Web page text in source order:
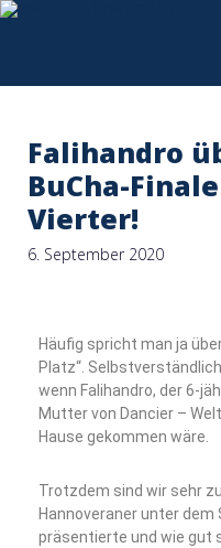
Falihandro
BuCha-
Vierter!
6. September 2020
Häufig spricht man ja
Platz“.
wenn Falihandro, der 6-
Mutter von Dancier –
Hause gekommen wäre.
Trotzdem sind wir sehr
Hannoveraner unter dem
präsentierte und wie gut